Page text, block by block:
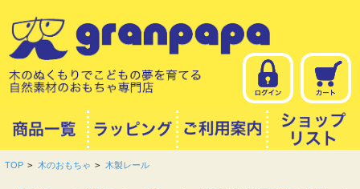
TOP > 木のおもちゃ > 木製レール